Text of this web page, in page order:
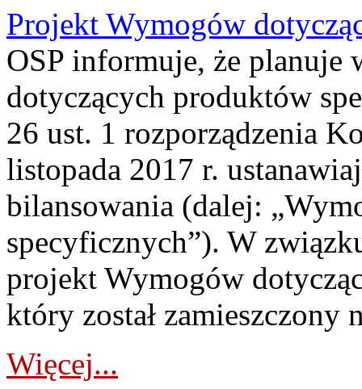
Projekt Wymogów
OSP informuje, że planuje
dotyczących produktów
26 ust. 1 rozporządzenia
listopada 2017 r.
bilansowania (dalej:
specyficznych”). W
projekt Wymogów
który został zamieszczony
Więcej...